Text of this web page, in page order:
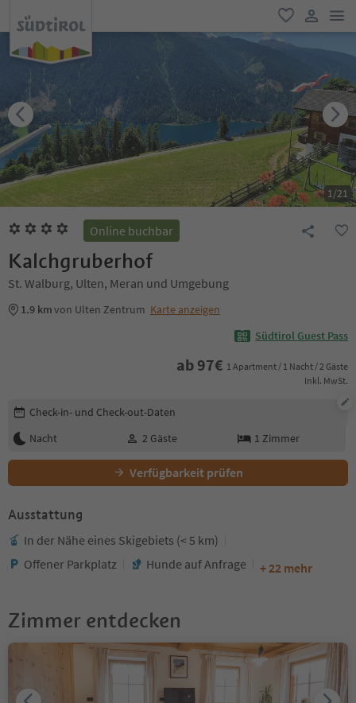
favorit
user link
1/21
Online buchbar
Kalchgruberhof
St. Walburg, Ulten, Meran und Umgebung
1.9 kmvon Ulten Zentrum Karte anzeigen
Südtirol Guest Pass
ab 97€ 1 Apartment / 1 Nacht / 2 Gäste
Inkl. MwSt.
Buchungsdetails bearbeiten
Check-in- und Check-out-Daten
Nacht
2 Gäste 1 Zimmer
Verfügbarkeit prüfen
Ausstattung
In der Nähe eines Skigebiets (< 5 km)
Offener Parkplatz
Hunde auf Anfrage + 22 mehr
Zimmer entdecken